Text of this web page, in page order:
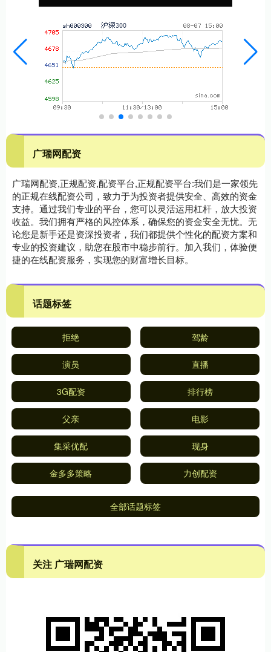
广瑞网配资
广瑞网配资,正规配资,配资平台,正规配资平台:我们是一家领先
的正规在线配资公司，致力于为投资者提供安全、高效的资金
支持。通过我们专业的平台，您可以灵活运用杠杆，放大投资
收益。我们拥有严格的风控体系，确保您的资金安全无忧。无
论您是新手还是资深投资者，我们都提供个性化的配资方案和
专业的投资建议，助您在股市中稳步前行。加入我们，体验便
捷的在线配资服务，实现您的财富增长目标。
话题标签
拒绝 驾龄
演员 直播
3G配资 排行榜
父亲 电影
集采优配 现身
金多多策略 力创配资
全部话题标签
关注 广瑞网配资